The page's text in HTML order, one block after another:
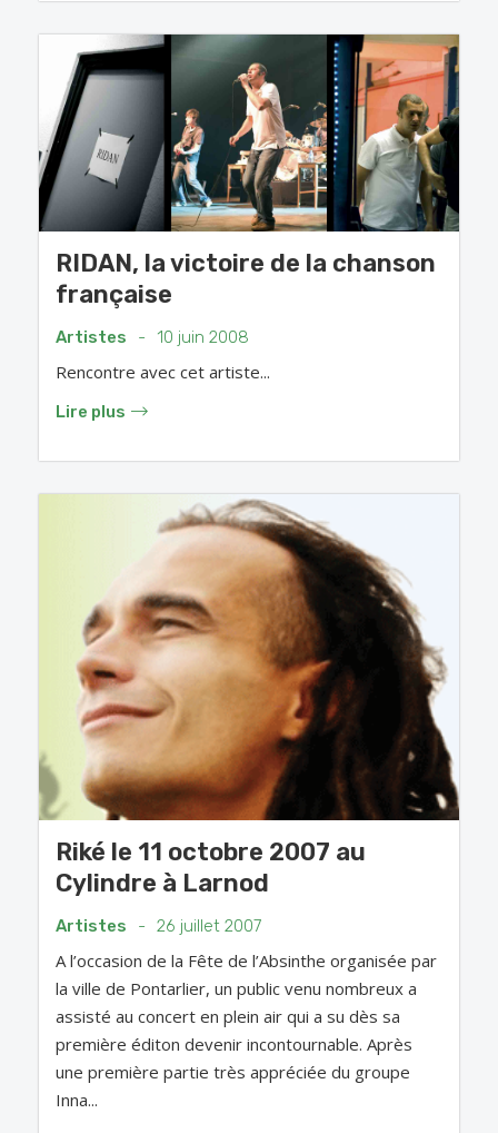
RIDAN, la victoire de la chanson
française
Artistes - 10 juin 2008
Rencontre avec cet artiste...
Lire plus
Riké le 11 octobre 2007 au
Cylindre à Larnod
Artistes - 26 juillet 2007
A l’occasion de la Fête de l’Absinthe organisée par
la ville de Pontarlier, un public venu nombreux a
assisté au concert en plein air qui a su dès sa
première éditon devenir incontournable. Après
une première partie très appréciée du groupe
Inna...